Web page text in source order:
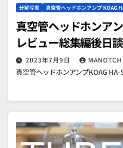
分解写真 真空管ヘッドホンアンプ KOAG
真空管ヘッドホンア
レビュー総集編後日談
2023年7月9日 MANOTCH
真空管ヘッドホンアンプKOAG